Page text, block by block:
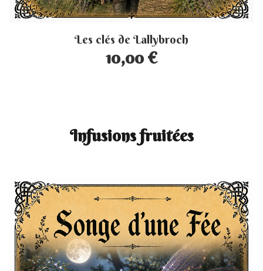
Les clés de Lallybroch
10,00 €
Infusions fruitées